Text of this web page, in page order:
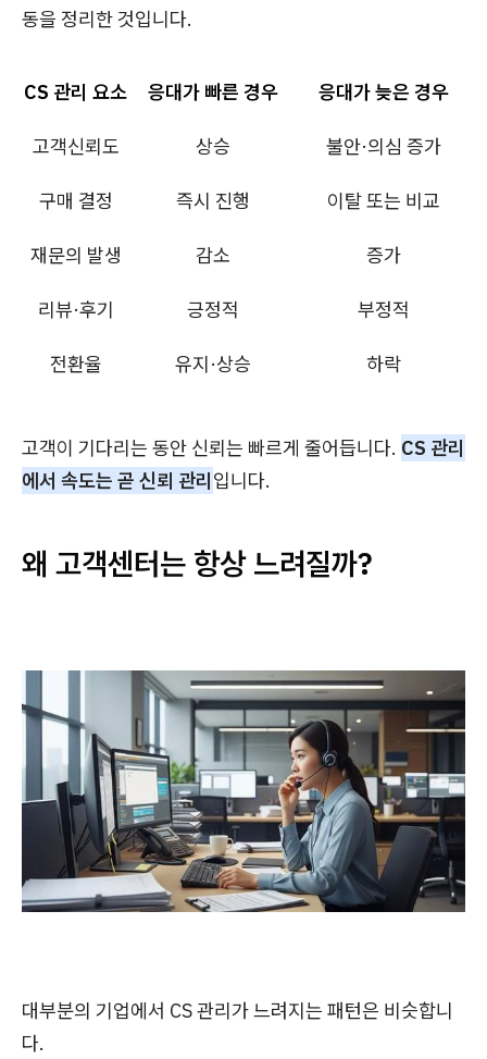
동을 정리한 것입니다.
CS 관리 요소 응대가 빠른 경우 응대가 늦은 경우
고객신뢰도 상승 불안·의심 증가
구매 결정 즉시 진행 이탈 또는 비교
재문의 발생 감소 증가
리뷰·후기 긍정적 부정적
전환율 유지·상승 하락
고객이 기다리는 동안 신뢰는 빠르게 줄어듭니다. CS 관리
에서 속도는 곧 신뢰 관리입니다.
왜 고객센터는 항상 느려질까?
대부분의 기업에서 CS 관리가 느려지는 패턴은 비슷합니
다.